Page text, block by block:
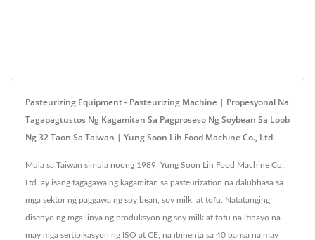
Pasteurizing Equipment - Pasteurizing Machine | Propesyonal Na
Tagapagtustos Ng Kagamitan Sa Pagproseso Ng Soybean Sa Loob
Ng 32 Taon Sa Taiwan | Yung Soon Lih Food Machine Co., Ltd.
Mula sa Taiwan simula noong 1989, Yung Soon Lih Food Machine Co.,
Ltd. ay isang tagagawa ng kagamitan sa pasteurization na dalubhasa sa
mga sektor ng paggawa ng soy bean, soy milk, at tofu. Natatanging
disenyo ng mga linya ng produksyon ng soy milk at tofu na itinayo na
may mga sertipikasyon ng ISO at CE, na ibinenta sa 40 bansa na may